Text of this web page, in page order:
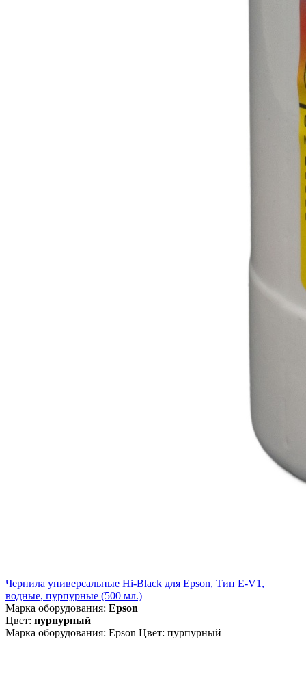
Чернила универсальные Hi-Black для Epson, Тип E-V1,
водные, пурпурные (500 мл.)
Марка оборудования: Epson
Цвет: пурпурный
Марка оборудования: Epson Цвет: пурпурный